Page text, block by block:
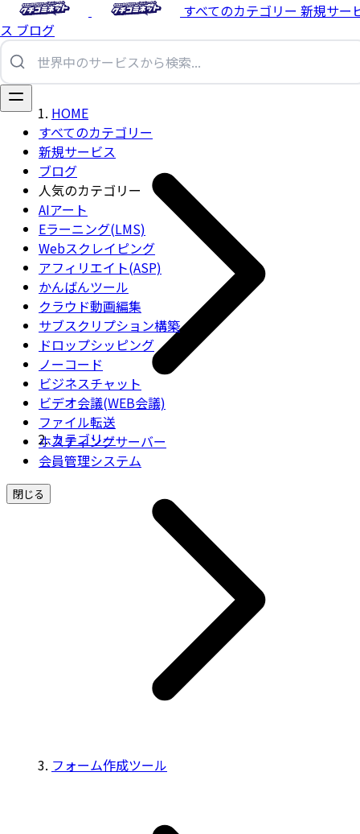
すべてのカテゴリー 新規サー
ス ブログ
すべてのカテゴリー
新規サービス
ブログ
人気のカテゴリー
AIアート
Eラーニング(LMS)
Webスクレイピング
アフィリエイト(ASP)
かんばんツール
クラウド動画編集
サブスクリプション構築
ドロップシッピング
ノーコード
ビジネスチャット
ビデオ会議(WEB会議)
ファイル転送
ホスティングサーバー
会員管理システム
閉じる
HOME
カテゴリー
フォーム作成ツール